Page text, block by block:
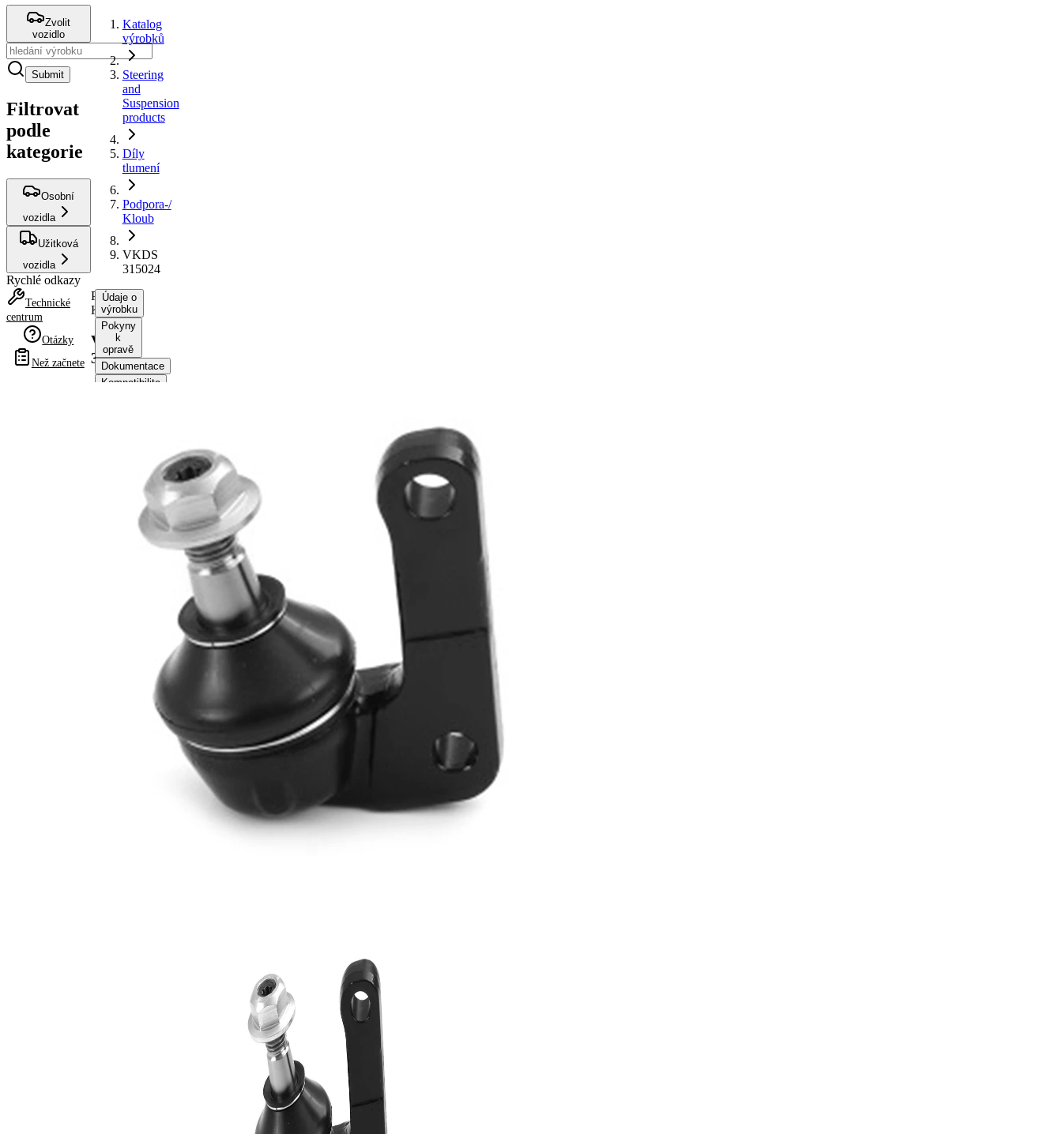
Zvolit
vozidlo
Submit
Filtrovat
podle
kategorie
Osobní
vozidla
Užitková
vozidla
Rychlé odkazy
Technické
centrum
Otázky
Než začnete
Katalog
výrobků
Steering
and
Suspension
products
Díly
tlumení
Podpora-/
Kloub
VKDS
315024
Podpora-/
Kloub
VKDS
315024
Údaje o
výrobku
Pokyny
k
opravě
Dokumentace
Kompatibilita
Informace o výrobku
Hodnota
Doplňkový
doplňkové
se
syntetickým
tukem
M16x2
16,9 mm
21,5 mm